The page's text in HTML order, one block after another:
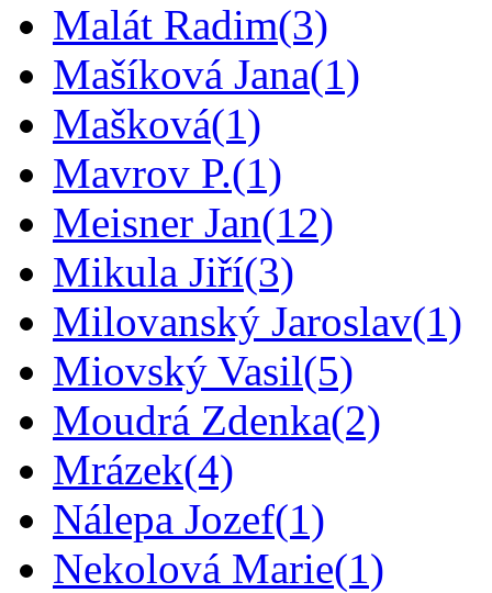
Malát Radim(3)
Mašíková Jana(1)
Mašková(1)
Mavrov P.(1)
Meisner Jan(12)
Mikula Jiří(3)
Milovanský Jaroslav(1)
Miovský Vasil(5)
Moudrá Zdenka(2)
Mrázek(4)
Nálepa Jozef(1)
Nekolová Marie(1)